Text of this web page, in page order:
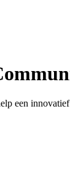
een